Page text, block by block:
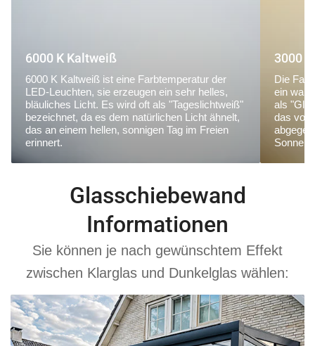
6000 K Kaltweiß
6000 K Kaltweiß ist eine Farbtemperatur der
LED-Leuchten, sie erzeugen ein sehr helles,
bläuliches Licht. Es wird oft als "Tageslichtweiß"
bezeichnet, da es dem natürlichen Licht ähnelt,
das an einem hellen, sonnigen Tag im Freien
erinnert.
3000
Die
ein
als
das von
Glasschiebewand
Informationen
Sie können je nach gewünschtem Effekt
zwischen Klarglas und Dunkelglas wählen: